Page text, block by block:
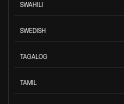
SWAHILI
SWEDISH
TAGALOG
TAMIL